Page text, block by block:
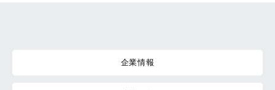
企業情報